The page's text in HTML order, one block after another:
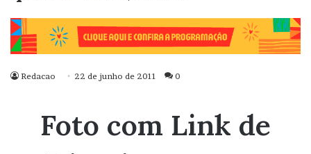
Redacao 22 de junho de 2011 0
Foto com Link de